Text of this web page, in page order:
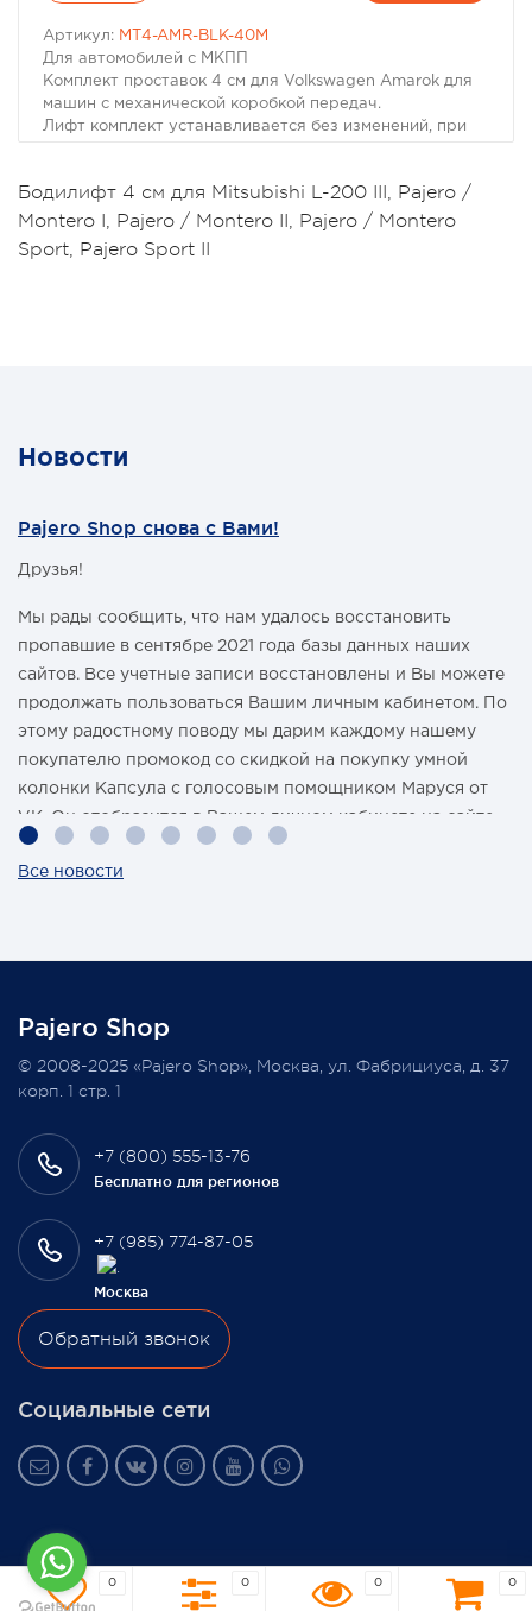
Артикул: MT4-AMR-BLK-40M
Для автомобилей с МКПП
Комплект проставок 4 см для Volkswagen Amarok для
машин с механической коробкой передач.
Лифт комплект устанавливается без изменений, при
Инструкциия позволяет установить данный комплект
самостоятельно при помощи доступного инструмента.
АКПП" наличием удлинителей кулис.
Бодилифт 4 см для Mitsubishi L-200 III, Pajero /
Montero I, Pajero / Montero II, Pajero / Montero
Sport, Pajero Sport II
Новости
Pajero Shop снова с Вами!
Друзья!
Мы рады сообщить, что нам удалось восстановить
пропавшие в сентябре 2021 года базы данных наших
сайтов. Все учетные записи восстановлены и Вы можете
продолжать пользоваться Вашим личным кабинетом. По
этому радостному поводу мы дарим каждому нашему
покупателю промокод со скидкой на покупку умной
колонки Капсула с голосовым помощником Маруся от
VK. Он отобразится в Вашем личном кабинете на сайте
магазина Pajero Shop 14 февраля.
Всегда Ваш, Pajero Shop
3 февраля 2022
Все новости
Pajero Shop
+7 (800) 555-13-76
Бесплатно для регионов
+7 (985) 774-87-05
Москва
Обратный звонок
Социальные сети
© 2008-2025 «Pajero Shop», Москва, ул. Фабрициуса, д. 37
корп. 1 стр. 1
0 0 0 0